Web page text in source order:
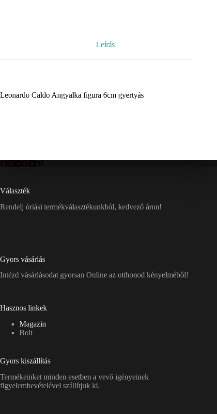
Leírás
Leonardo Caldo Angyalka figura 6cm gyertyás
Választék
Rendelj óriási termékválasztékunkból, kedvező áron!
Gyors vásárlás
Intézd vásárlásodat gyorsan Online az otthonod kényelméből!
Hasznos linkek
Magazin
Bolt
Gyors kiszállítás
Termékeinket minden esetben a vevő igényeinek
figyelembevételével szállítjuk ki.